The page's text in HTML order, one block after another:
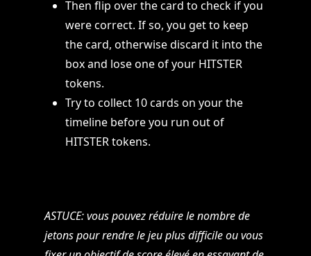
Then flip over the card to check if you
were correct. If so, you get to keep
the card, otherwise discard it into the
box and lose one of your HITSTER
tokens.
Try to collect 10 cards on your the
timeline before you run out of
HITSTER tokens.
ASTUCE: vous pouvez réduire le nombre de
jetons pour rendre le jeu plus difficile ou vous